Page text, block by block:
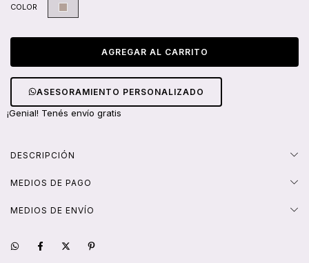
COLOR
ASESORAMIENTO PERSONALIZADO
¡Genial! Tenés envío gratis
DESCRIPCIÓN
MEDIOS DE PAGO
MEDIOS DE ENVÍO